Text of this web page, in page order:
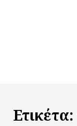
Ετικέτα: